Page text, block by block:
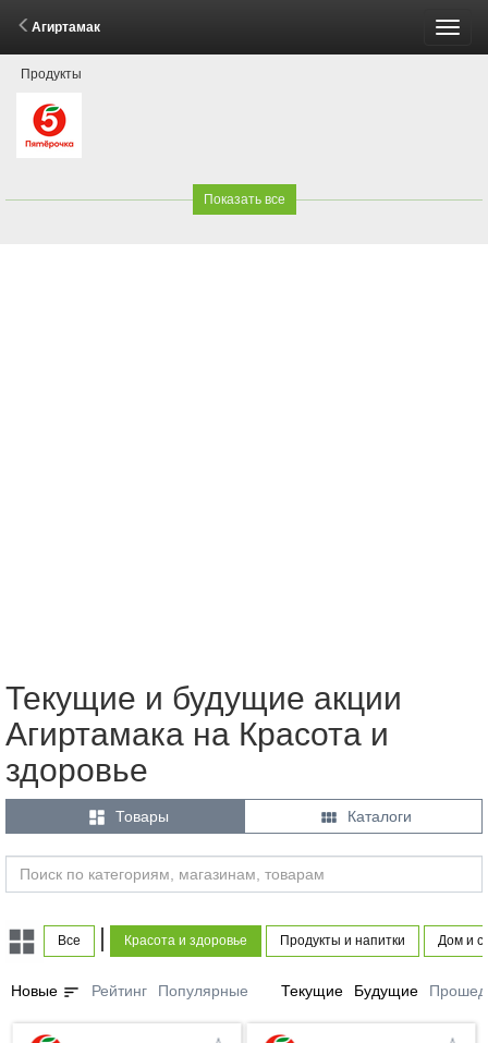
Агиртамак
Продукты
Показать все
Текущие и будущие акции
Агиртамака на Красота и
здоровье
 Товары  Каталоги
Все Красота и здоровье Продукты и напитки Дом и
Новые sort Рейтинг Популярные Текущие Будущие